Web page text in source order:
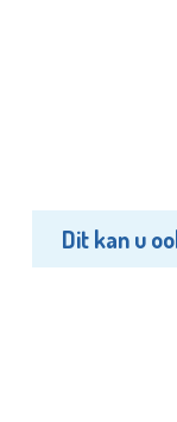
Dit kan u